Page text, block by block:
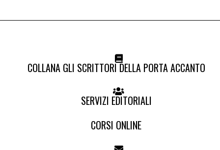
COLLANA GLI SCRITTORI DELLA PORTA ACCANTO
SERVIZI EDITORIALI
CORSI ONLINE